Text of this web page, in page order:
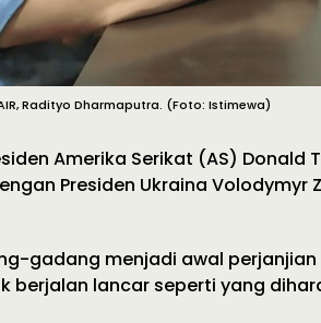
Radityo Dharmaputra. (Foto: Istimewa)
Amerika Serikat (AS) Donald
Presiden Ukraina Volodymyr
gadang menjadi awal
berjalan lancar seperti yang